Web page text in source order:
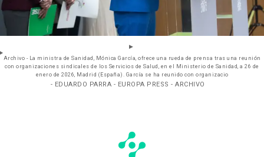
Archivo - La ministra de Sanidad, Mónica García, ofrece una rueda de prensa tras una reunión
con organizaciones sindicales de los Servicios de Salud, en el Ministerio de Sanidad, a 26 de
enero de 2026, Madrid (España). García se ha reunido con organizacio
- EDUARDO PARRA - EUROPA PRESS - ARCHIVO